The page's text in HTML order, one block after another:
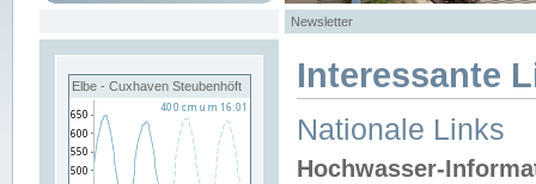
Newsletter
Elbe - Cuxhaven Steubenhöft Interessante
Nationale Links
Hochwasser-